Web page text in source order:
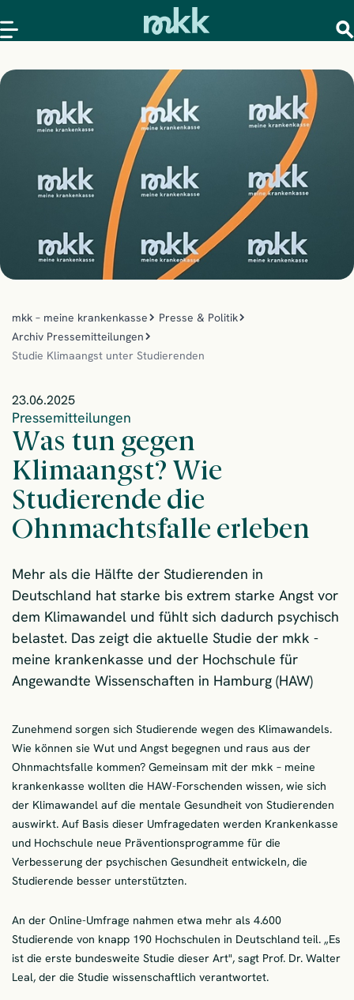
mkk – meine krankenkasse
Presse & Politik
Archiv Pressemitteilungen
Studie Klimaangst unter Studierenden
23.06.2025
Pressemitteilungen
Was tun gegen
Klimaangst? Wie
Studierende die
Ohnmachtsfalle erleben
Mehr als die Hälfte der Studierenden in
Deutschland hat starke bis extrem starke Angst vor
dem Klimawandel und fühlt sich dadurch psychisch
belastet. Das zeigt die aktuelle Studie der mkk -
meine krankenkasse und der Hochschule für
Angewandte Wissenschaften in Hamburg (HAW)
Zunehmend sorgen sich Studierende wegen des Klimawandels.
Wie können sie Wut und Angst begegnen und raus aus der
Ohnmachtsfalle kommen? Gemeinsam mit der mkk – meine
krankenkasse wollten die HAW-Forschenden wissen, wie sich
der Klimawandel auf die mentale Gesundheit von Studierenden
auswirkt. Auf Basis dieser Umfragedaten werden Krankenkasse
und Hochschule neue Präventionsprogramme für die
Verbesserung der psychischen Gesundheit entwickeln, die
Studierende besser unterstützten.
An der Online-Umfrage nahmen etwa mehr als 4.600
Studierende von knapp 190 Hochschulen in Deutschland teil. „Es
ist die erste bundesweite Studie dieser Art", sagt Prof. Dr. Walter
Leal, der die Studie wissenschaftlich verantwortet.